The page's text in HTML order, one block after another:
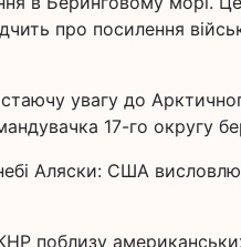
про посилення
увагу до
17-го округу
Аляски: США
поблизу